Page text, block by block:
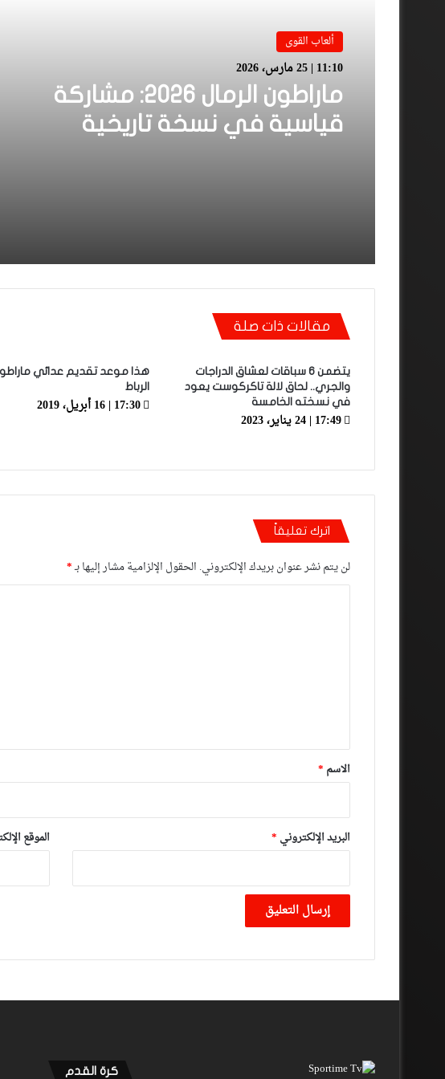
ألعاب القوى
11:10 | 25 مارس، 2026
ماراطون الرمال 2026: مشاركة
قياسية في نسخة تاريخية
مقالات ذات صلة
يتضمن 6 سباقات لعشاق الدراجات
والجري.. لحاق لالة تاكركوست يعود
في نسخته الخامسة
17:49 | 24 يناير، 2023
هذا موعد تقديم عدائي
الرباط
17:30 | 16 أبريل، 2019
اترك تعليقاً
لن يتم نشر عنوان بريدك الإلكتروني. الحقول الإلزامية مشار إليها بـ*
*
الاسم *
البريد الإلكتروني * الموقع
كرة القدم